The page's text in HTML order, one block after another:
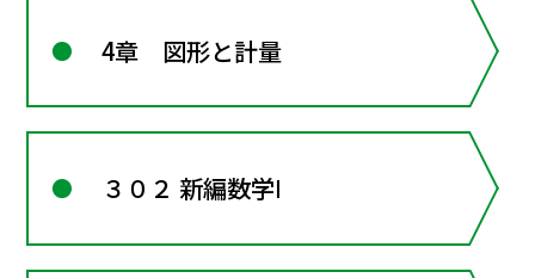
4章 図形と計量
３０２ 新編数学Ⅰ